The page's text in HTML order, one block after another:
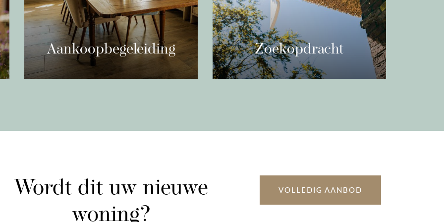
keuken is voorzien
4-pits gaskookplaat,
vaatwasser.
en één bevindt zich
DISCLAIMER
Deze informatie is door ons met de nodige
zorgvuldigheid samengesteld. Onzerzijds wordt
echter geen enkele aansprakelijkheid aanvaard voor
afspraak via ons kantoor!
Aankoopbegeleiding
Bij ieder zoekprofiel hoort een
Zoekopdracht
Bent u op zoek naar een nieuwe
Wordt dit uw nieuwe
woning?
VOLLEDIG AANBOD